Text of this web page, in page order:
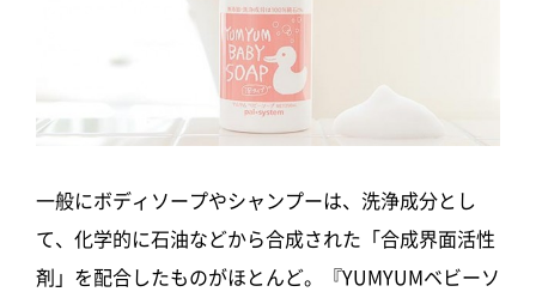
一般にボディソープやシャンプーは、洗浄成分とし
て、化学的に石油などから合成された「合成界面活性
剤」を配合したものがほとんど。『YUMYUMベビーソ